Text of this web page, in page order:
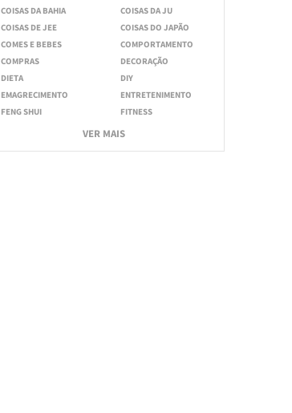
COISAS DA BAHIA
COISAS DA JU
COISAS DE JEE
COISAS DO JAPÃO
COMES E BEBES
COMPORTAMENTO
COMPRAS
DECORAÇÃO
DIETA
DIY
EMAGRECIMENTO
ENTRETENIMENTO
FENG SHUI
FITNESS
VER MAIS